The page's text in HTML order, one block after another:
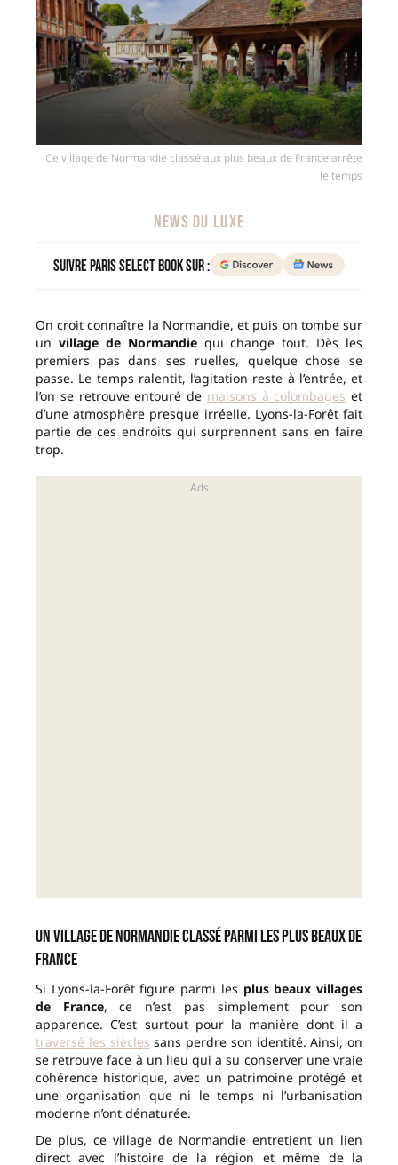
Ce village de Normandie classé aux plus beaux de France arrête
le temps
NEWS DU LUXE
Suivre Paris Select Book sur :
On croit connaître la Normandie, et puis on tombe sur
un village de Normandiequi change tout. Dès les
premiers pas dans ses ruelles, quelque chose se
passe. Le temps ralentit, l’agitation reste à l’entrée, et
l’on se retrouve entouré de maisons à colombages et
d’une atmosphère presque irréelle. Lyons-la-Forêt fait
partie de ces endroits qui surprennent sans en faire
trop.
Un village de Normandie classé parmi les plus beaux de
France
Si Lyons-la-Forêt figure parmi les plus beaux villages
de France, ce n’est pas simplement pour son
apparence. C’est surtout pour la manière dont il a
traversé les siècles sans perdre son identité. Ainsi, on
se retrouve face à un lieu qui a su conserver une vraie
cohérence historique, avec un patrimoine protégé et
une organisation que ni le temps ni l’urbanisation
moderne n’ont dénaturée.
De plus, ce village de Normandie entretient un lien
direct avec l’histoire de la région et même de la